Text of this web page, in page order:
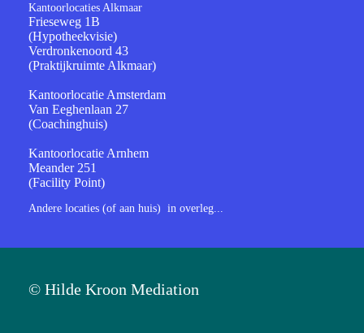
Kantoorlocaties Alkmaar
Frieseweg 1B
(Hypotheekvisie)
Verdronkenoord 43
(Praktijkruimte Alkmaar)
Kantoorlocatie Amsterdam
Van Eeghenlaan 27
(Coachinghuis)
Kantoorlocatie Arnhem
Meander 251
(Facility Point)
Andere locaties (of aan huis) in overleg...
© Hilde Kroon Mediation